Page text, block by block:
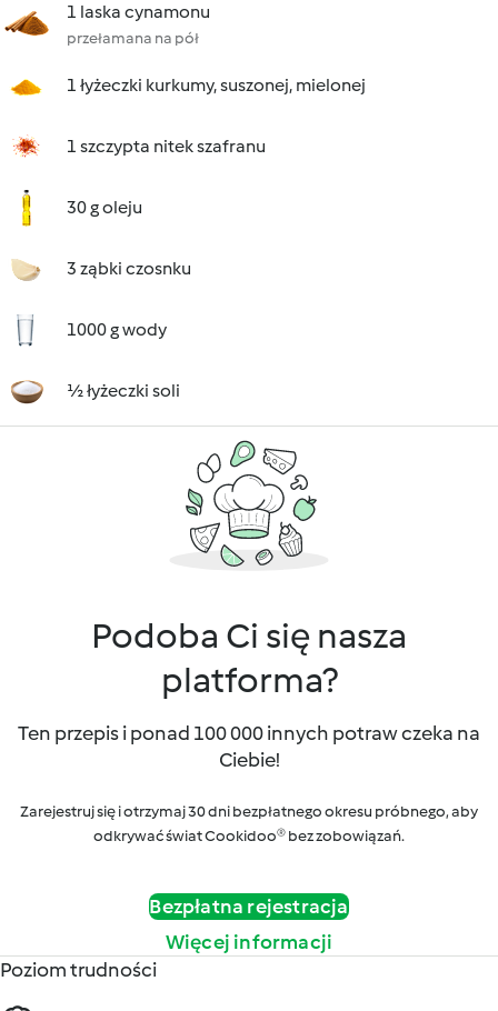
1 laska cynamonu
przełamana na pół
1 łyżeczki kurkumy, suszonej, mielonej
1 szczypta nitek szafranu
30 g oleju
3 ząbki czosnku
1000 g wody
½ łyżeczki soli
Podoba Ci się nasza
platforma?
Ten przepis i ponad 100 000 innych potraw czeka na
Ciebie!
Zarejestruj się i otrzymaj 30 dni bezpłatnego okresu próbnego, aby
odkrywać świat Cookidoo® bez zobowiązań.
Bezpłatna rejestracja
Więcej informacji
Poziom trudności